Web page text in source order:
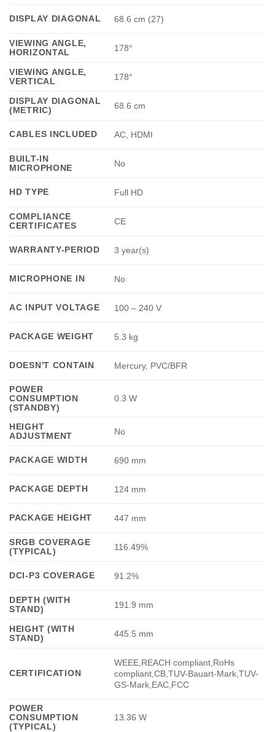
DISPLAY DIAGONAL 68.6 cm (27)
VIEWING ANGLE,
HORIZONTAL
178°
VIEWING ANGLE,
VERTICAL
178°
DISPLAY DIAGONAL
(METRIC)
68.6 cm
CABLES INCLUDED AC, HDMI
BUILT-IN
MICROPHONE
No
HD TYPE Full HD
COMPLIANCE
CERTIFICATES
CE
WARRANTY-PERIOD 3 year(s)
MICROPHONE IN No
AC INPUT VOLTAGE 100 – 240 V
PACKAGE WEIGHT 5.3 kg
DOESN'T CONTAIN Mercury, PVC/BFR
POWER
CONSUMPTION
(STANDBY)
0.3 W
HEIGHT
ADJUSTMENT
No
PACKAGE WIDTH 690 mm
PACKAGE DEPTH 124 mm
PACKAGE HEIGHT 447 mm
SRGB COVERAGE
(TYPICAL)
116.49%
DCI-P3 COVERAGE 91.2%
DEPTH (WITH
STAND)
191.9 mm
HEIGHT (WITH
STAND)
445.5 mm
CERTIFICATION
WEEE,REACH compliant,RoHs
compliant,CB,TUV-Bauart-Mark,TUV-
GS-Mark,EAC,FCC
POWER
CONSUMPTION
(TYPICAL)
13.36 W